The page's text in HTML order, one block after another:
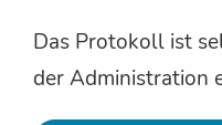
Das Protokoll ist
der Administration